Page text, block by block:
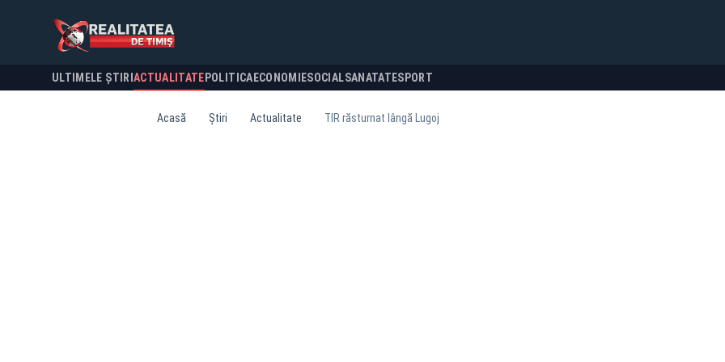
ULTIMELE ȘTIRI ACTUALITATE POLITICA ECONOMIESOCIALSANATATESPORT
Acasă Știri Actualitate TIR răsturnat lângă Lugoj